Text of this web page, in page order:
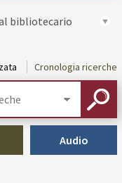
bibliotecario
Audio
Cronologia ricerche
CERCA